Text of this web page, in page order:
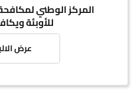
المركز الوطني
للأوبئة
عرض